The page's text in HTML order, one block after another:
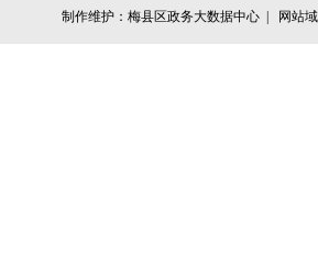
制作维护：梅县区政务大数据中心 | 网站